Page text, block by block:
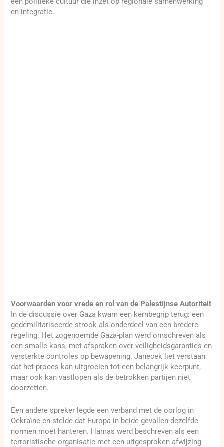
en integratie.
Voorwaarden voor vrede en rol van de Palestijnse Autoriteit
In de discussie over Gaza kwam een kernbegrip terug: een
gedemilitariseerde strook als onderdeel van een bredere
regeling. Het zogenoemde Gaza-plan werd omschreven als
een smalle kans, met afspraken over veiligheidsgaranties en
versterkte controles op bewapening. Janecek liet verstaan
dat het proces kan uitgroeien tot een belangrijk keerpunt,
maar ook kan vastlopen als de betrokken partijen niet
doorzetten.
Een andere spreker legde een verband met de oorlog in
Oekraïne en stelde dat Europa in beide gevallen dezelfde
normen moet hanteren. Hamas werd beschreven als een
terroristische organisatie met een uitgesproken afwijzing